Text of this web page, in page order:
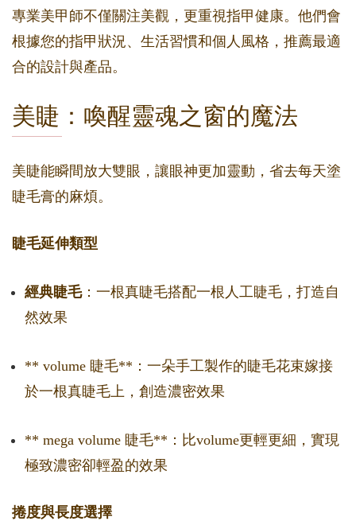
專業美甲師不僅關注美觀，更重視指甲健康。他們會
根據您的指甲狀況、生活習慣和個人風格，推薦最適
合的設計與產品。
美睫：喚醒靈魂之窗的魔法
美睫能瞬間放大雙眼，讓眼神更加靈動，省去每天塗
睫毛膏的麻煩。
睫毛延伸類型
經典睫毛：一根真睫毛搭配一根人工睫毛，打造自
然效果
** volume 睫毛**：一朵手工製作的睫毛花束嫁接
於一根真睫毛上，創造濃密效果
** mega volume 睫毛**：比volume更輕更細，實現
極致濃密卻輕盈的效果
捲度與長度選擇